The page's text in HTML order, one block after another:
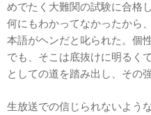
めでたく大難関の試験に合格
何にもわかってなかったから
本語がヘンだと叱られた。個
でも、そこは底抜けに明るく
としての道を踏み出し、その
生放送での信じられないよう